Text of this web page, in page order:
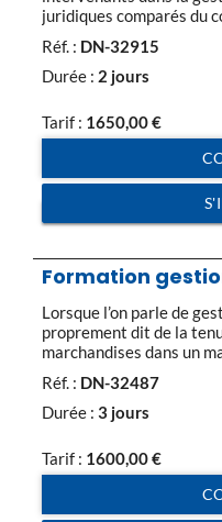
juridiques comparés du
de transport Le
national et le code de
Réf. : DN-32915
Durée : 2 jours
Tarif : 1650,00€
Formation
Lorsque l’on parle de
proprement dit de la
marchandises dans un
sortie des marchandises
réapprovisionnements.
l’entreprise. […]
Réf. : DN-32487
Durée : 3 jours
Tarif : 1600,00€